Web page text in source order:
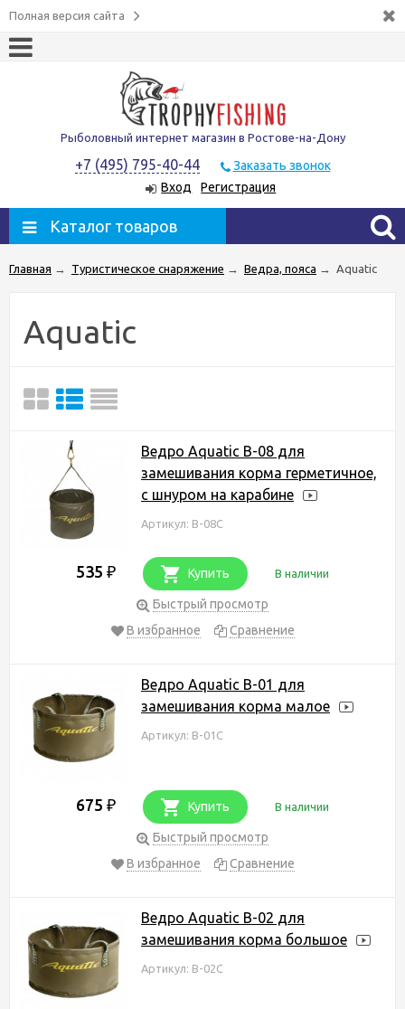
Полная версия сайта
Рыболовный интернет магазин в Ростове-на-Дону
+7 (495) 795-40-44
Заказать звонок
Вход
Регистрация
Каталог товаров
Главная → Туристическое снаряжение → Ведра, пояса → Aquatic
Aquatic
Ведро Aquatic В-08 для
замешивания корма герметичное,
с шнуром на карабине
Артикул: В-08С
535 ₽ Купить В наличии
Быстрый просмотр
В избранное
Сравнение
Ведро Aquatic В-01 для
замешивания корма малое
Артикул: В-01С
675 ₽ Купить В наличии
Быстрый просмотр
В избранное
Сравнение
Ведро Aquatic В-02 для
замешивания корма большое
Артикул: В-02С